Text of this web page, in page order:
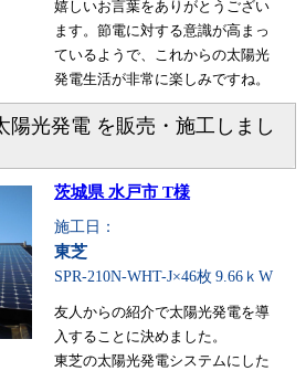
嬉しいお言葉をありがとうござい
ます。節電に対する意識が高まっ
ているようで、これからの太陽光
発電生活が非常に楽しみですね。
陽光発電 を販売・施工しまし
茨城県 水戸市 T様
施工日：
東芝
SPR-210N-WHT-J×46枚 9.66ｋW
友人からの紹介で太陽光発電を導
入することに決めました。
東芝の太陽光発電システムにした